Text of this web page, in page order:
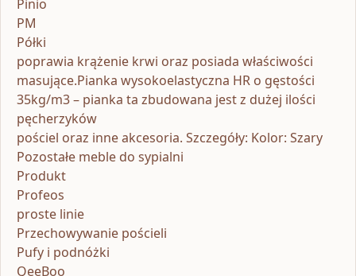
Pinio
PM
Półki
poprawia krążenie krwi oraz posiada właściwości
masujące.Pianka wysokoelastyczna HR o gęstości
35kg/m3 – pianka ta zbudowana jest z dużej ilości
pęcherzyków
pościel oraz inne akcesoria. Szczegóły: Kolor: Szary
Pozostałe meble do sypialni
Produkt
Profeos
proste linie
Przechowywanie pościeli
Pufy i podnóżki
QeeBoo